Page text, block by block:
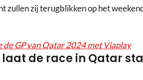
zullen zij terugblikken op het
de GP van Qatar 2024 met Viaplay
laat de race in Qatar